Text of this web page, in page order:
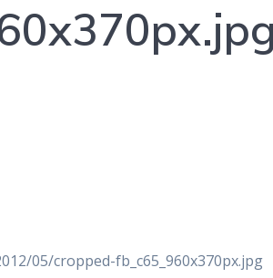
05/cropped-fb_c65_960x370px.jpg